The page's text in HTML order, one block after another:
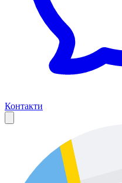
Контакти